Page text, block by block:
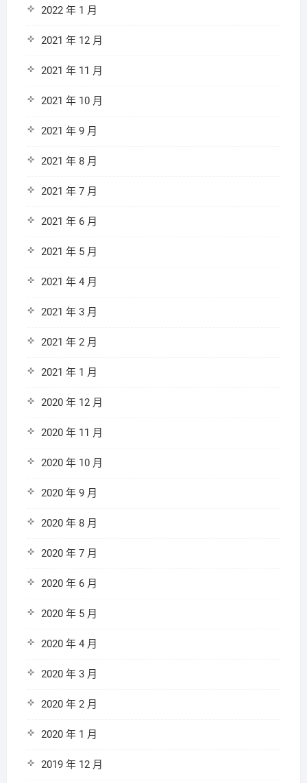
2022 年 1 月
2021 年 12 月
2021 年 11 月
2021 年 10 月
2021 年 9 月
2021 年 8 月
2021 年 7 月
2021 年 6 月
2021 年 5 月
2021 年 4 月
2021 年 3 月
2021 年 2 月
2021 年 1 月
2020 年 12 月
2020 年 11 月
2020 年 10 月
2020 年 9 月
2020 年 8 月
2020 年 7 月
2020 年 6 月
2020 年 5 月
2020 年 4 月
2020 年 3 月
2020 年 2 月
2020 年 1 月
2019 年 12 月